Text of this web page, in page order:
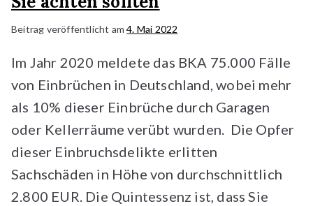
Beitrag veröffentlicht am4. Mai 2022
Im Jahr 2020 meldete das BKA 75.000 Fälle
von Einbrüchen in Deutschland, wobei mehr
als 10% dieser Einbrüche durch Garagen
oder Kellerräume verübt wurden. Die Opfer
dieser Einbruchsdelikte erlitten
Sachschäden in Höhe von durchschnittlich
2.800 EUR. Die Quintessenz ist, dass Sie